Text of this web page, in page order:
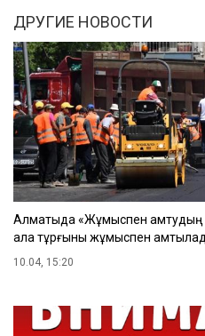
ДРУГИЕ НОВОСТИ
Алматыда «Жұмыспен
қала тұрғыны жұмыспен
10.04, 15:20